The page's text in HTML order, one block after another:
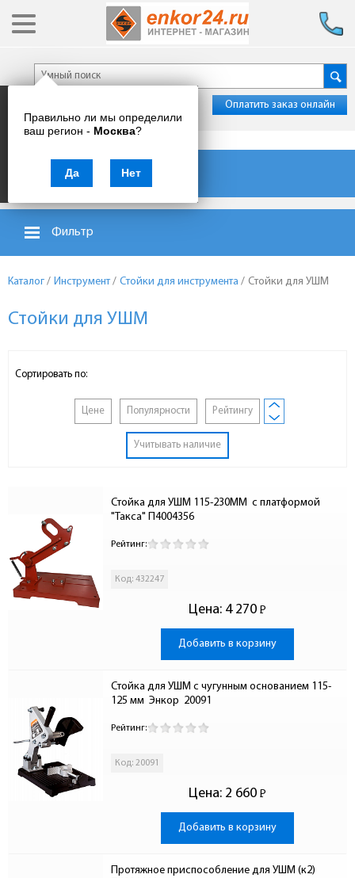
Правильно ли мы определили
ваш регион - Москва?
Да Нет
Оплатить заказ онлайн
Каталог товаров
Фильтр
Каталог / Инструмент/ Стойки для инструмента / Стойки для УШМ
Стойки для УШМ
Сортировать по:
Цене Популярности Рейтингу
Учитывать наличие
Стойка для УШМ 115-230ММ  с платформой
"Такса" П4004356
Рейтинг:
Код: 432247
Цена: 4 270 Р
-
Добавить в корзину
Стойка для УШМ с чугунным основанием 115-
125 мм  Энкор  20091
Рейтинг:
Код: 20091
Цена: 2 660 Р
-
Добавить в корзину
Протяжное приспособление для УШМ (к2)